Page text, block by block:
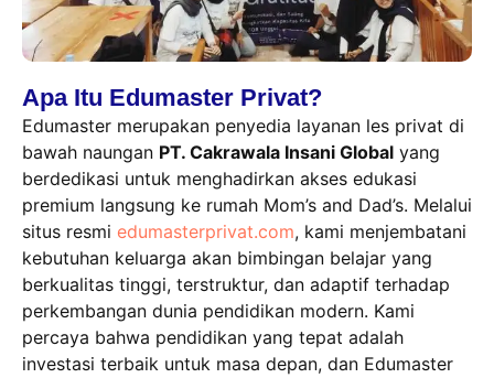
Apa Itu Edumaster Privat?
Edumaster merupakan penyedia layanan les privat di
bawah naungan PT. Cakrawala Insani Global yang
berdedikasi untuk menghadirkan akses edukasi
premium langsung ke rumah Mom’s and Dad’s. Melalui
situs resmi edumasterprivat.com, kami menjembatani
kebutuhan keluarga akan bimbingan belajar yang
berkualitas tinggi, terstruktur, dan adaptif terhadap
perkembangan dunia pendidikan modern. Kami
percaya bahwa pendidikan yang tepat adalah
investasi terbaik untuk masa depan, dan Edumaster